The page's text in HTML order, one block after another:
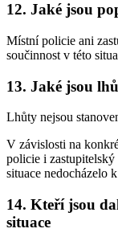
12. Jaké jsou
Místní policie ani
součinnost v této
13. Jaké jsou
Lhůty nejsou
V závislosti na
policie i
situace nedocházelo
14. Kteří jsou
situace